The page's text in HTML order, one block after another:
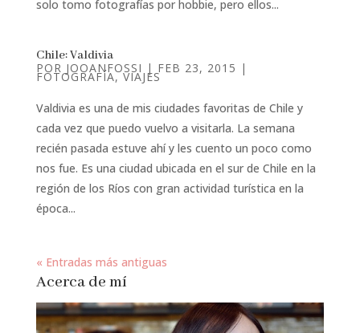
solo tomo fotografías por hobbie, pero ellos...
Chile: Valdivia
POR JOOANFOSSI | FEB 23, 2015 |
FOTOGRAFÍA,VIAJES
Valdivia es una de mis ciudades favoritas de Chile y
cada vez que puedo vuelvo a visitarla. La semana
recién pasada estuve ahí y les cuento un poco como
nos fue. Es una ciudad ubicada en el sur de Chile en la
región de los Ríos con gran actividad turística en la
época...
« Entradas más antiguas
Acerca de mí